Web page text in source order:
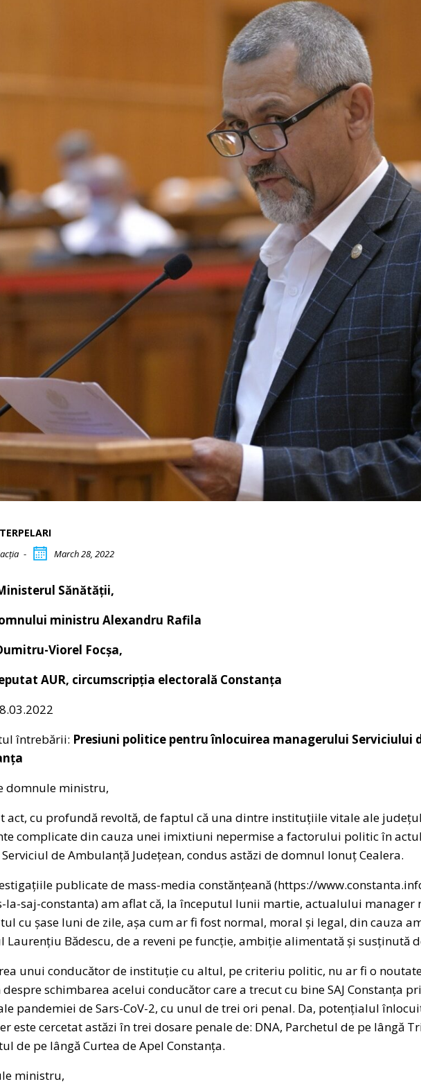
- March 28, 2022
Sănătății,
ministru Alexandru Rafila
Viorel Focșa,
AUR, circumscripția electorală Constanța
întrebării: Presiuni politice pentru înlocuirea managerului Serviciului
domnule ministru,
act, cu profundă revoltă, de faptul că una dintre instituțiile vitale ale
complicate din cauza unei imixtiuni nepermise a factorului politic în
de Ambulanță Județean, condus astăzi de domnul Ionuț Cealera.
publicate de mass-media constănțeană (https://
la-saj-constanta) am aflat că, la începutul lunii martie, actualului
cu șase luni de zile, așa cum ar fi fost normal, moral și legal, din cauza
Laurențiu Bădescu, de a reveni pe funcție, ambiție alimentată și susținută
unui conducător de instituție cu altul, pe criteriu politic, nu ar fi o
schimbarea acelui conducător care a trecut cu bine SAJ Constanța
pandemiei de Sars-CoV-2, cu unul de trei ori penal. Da, potențialul
este cercetat astăzi în trei dosare penale de: DNA, Parchetul de pe lângă
de pe lângă Curtea de Apel Constanța.
ministru,